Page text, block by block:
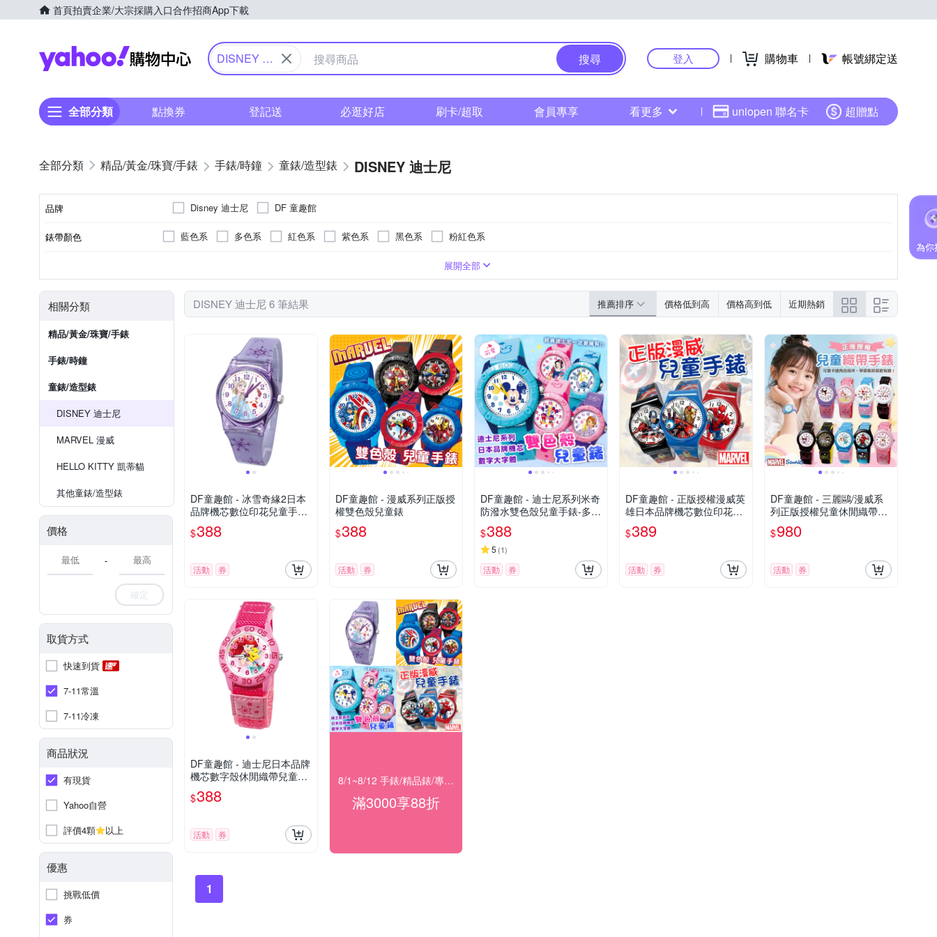
首頁拍賣企業/大宗採購入口合作招商App下載
Yahoo購物中心
DISNEY 迪
搜尋 登入 購物車 帳號綁定送
全部分類 點換券 登記送 必逛好店 刷卡/超取 會員專享 看更多 uniopen 聯名卡 超贈點
精品/黃金/珠寶/手錶 手錶/時鐘 童錶/造型錶 DISNEY 迪士尼
品牌 Disney 迪士尼 DF 童趣館
錶帶顏色 藍色系 多色系 紅色系 紫色系 黑色系 粉紅色系
咖啡色系
展開全部
相關分類
精品/黃金/珠寶/手錶
手錶/時鐘
童錶/造型錶
DISNEY 迪士尼
MARVEL 漫威
HELLO KITTY 凱蒂貓
其他童錶/造型錶
價格
-
確定
取貨方式
快速到貨
7-11常溫
7-11冷凍
商品狀況
有現貨
Yahoo自營
評價4顆
以上
優惠
挑戰低價
券
DISNEY 迪士尼 6 筆結果 推薦排序 價格低到高 價格高到低 近期熱銷
DF童趣館 - 冰雪奇緣2日本
品牌機芯數位印花兒童手錶-
共3色
$388
活動 券
DF童趣館 - 漫威系列正版授
權雙色殼兒童錶
$388
活動 券
DF童趣館 - 迪士尼系列米奇
防潑水雙色殼兒童手錶-多款
可選
$388
5 (1)
活動 券
DF童趣館 - 正版授權漫威英
雄日本品牌機芯數位印花兒
童手錶
$389
活動 券
DF童趣館 - 三麗鷗/漫威系
列正版授權兒童休閒織帶錶
- 多款可選
$980
活動 券
DF童趣館 - 迪士尼日本品牌
機芯數字殼休閒織帶兒童手
錶 - 多款可選
$388
活動 券
8/1~8/12 手錶/精品錶/專櫃飾品 指定商品滿$3000享88折
滿3000享88折
1